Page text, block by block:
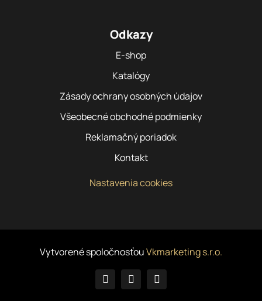
Odkazy
E-shop
Katalógy
Zásady ochrany osobných údajov
Všeobecné obchodné podmienky
Reklamačný poriadok
Kontakt
Nastavenia cookies
Vytvorené spoločnosťouVkmarketing s.r.o.